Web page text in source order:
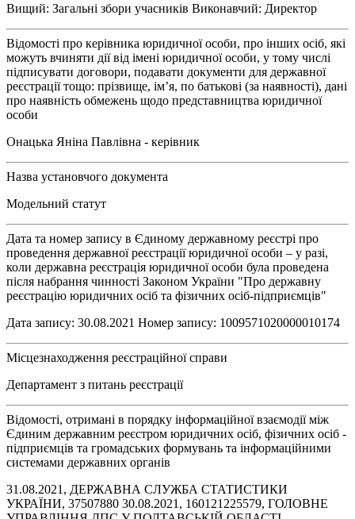
Вищий: Загальні збори учасників Виконавчий: Директор
Відомості про керівника юридичної особи, про інших осіб, які
можуть вчиняти дії від імені юридичної особи, у тому числі
підписувати договори, подавати документи для державної
реєстрації тощо: прізвище, ім’я, по батькові (за наявності), дані
про наявність обмежень щодо представництва юридичної
особи
Онацька Яніна Павлівна - керівник
Назва установчого документа
Модельний статут
Дата та номер запису в Єдиному державному реєстрі про
проведення державної реєстрації юридичної особи – у разі,
коли державна реєстрація юридичної особи була проведена
після набрання чинності Законом України "Про державну
реєстрацію юридичних осіб та фізичних осіб-підприємців"
Дата запису: 30.08.2021 Номер запису: 1009571020000010174
Місцезнаходження реєстраційної справи
Департамент з питань реєстрації
Відомості, отримані в порядку інформаційної взаємодії між
Єдиним державним реєстром юридичних осіб, фізичних осіб -
підприємців та громадських формувань та інформаційними
системами державних органів
31.08.2021, ДЕРЖАВНА СЛУЖБА СТАТИСТИКИ
УКРАЇНИ, 37507880 30.08.2021, 160121225579, ГОЛОВНЕ